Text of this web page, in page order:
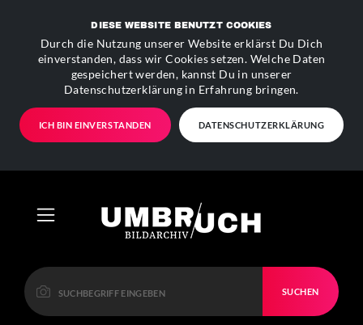
DIESE WEBSITE BENUTZT COOKIES
Durch die Nutzung unserer Website erklärst Du Dich
einverstanden, dass wir Cookies setzen. Welche Daten
gespeichert werden, kannst Du in unserer
Datenschutzerklärung in Erfahrung bringen.
ICH BIN EINVERSTANDEN DATENSCHUTZERKLÄRUNG
SUCHEN